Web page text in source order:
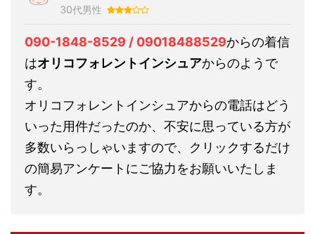
30代男性
090-1848-8529 / 09018488529からの着信
はオリコフォレントインシュアからのようで
す。
オリコフォレントインシュアからの電話はどう
いった用件だったのか、不安に思っている方が
多数いらっしゃいますので、クリックするだけ
の簡易アンケートにご協力をお願いいたしま
す。